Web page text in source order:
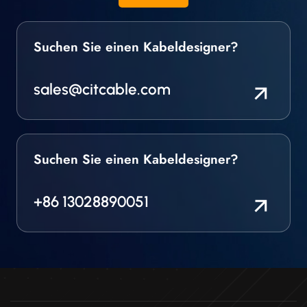
vollständig freigegeben
wurden.TELFON
Ausführungen Eine
entwickelt, hergestellt
freigegeben, um die
erfüllen.
erfüllen dabei alle
Qualitätsanforderungen.
Suchen Sie einen Kabeldesigner?
sales@citcable.com
Suchen Sie einen Kabeldesigner?
+86 13028890051